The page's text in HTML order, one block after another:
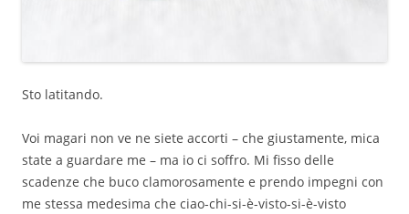
Sto latitando.
Voi magari non ve ne siete accorti – che giustamente, mica
state a guardare me – ma io ci soffro. Mi fisso delle
scadenze che buco clamorosamente e prendo impegni con
me stessa medesima che ciao-chi-si-è-visto-si-è-visto